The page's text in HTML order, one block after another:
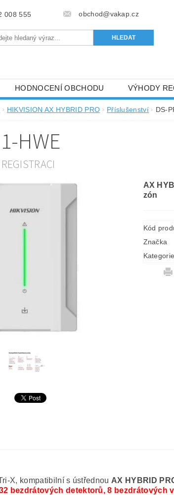
008 555 obchod@vakap.cz
HODNOCENÍ OBCHODU VÝHODY
HIKVISION AX HYBRID PRO Příslušenství DS-
HWE
AX
zón
Kód
Značka
Kategorie
X, kompatibilní s ústřednou AX HYBRID
bezdrátových detektorů, 8 bezdrátových